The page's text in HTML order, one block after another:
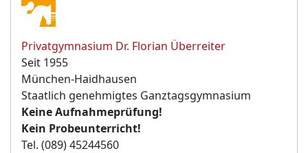
Privatgymnasium Dr. Florian Überreiter
Seit 1955
München-Haidhausen
Staatlich genehmigtes Ganztagsgymnasium
Keine Aufnahmeprüfung!
Kein Probeunterricht!
Tel. (089) 45244560